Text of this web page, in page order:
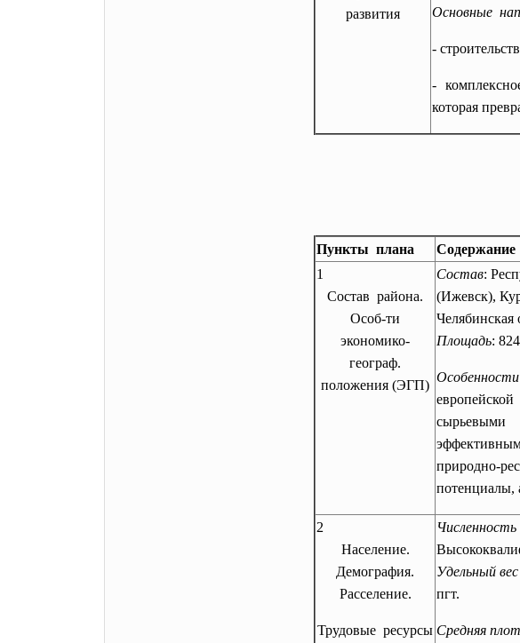
развития
Основные
-
-
которая
Пункты плана
Содержание
1
Состав района.
Особ-ти
экономико-
географ.
положения (ЭГП)
Состав:
(Ижевск),
Челябинская
Площадь:
природно-
потенциалы,
2
Население.
Демография.
Расселение.
Трудовые ресурсы
Численность
Удельный вес
пгт.
Средняя